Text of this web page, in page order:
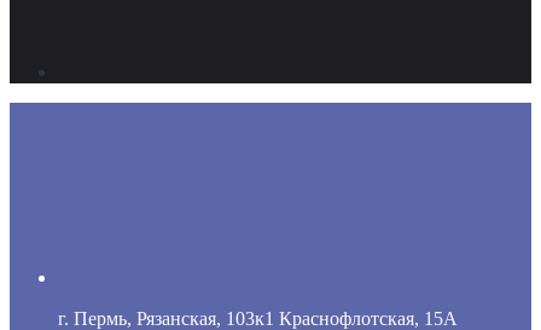
г. Пермь, Рязанская, 103к1 Краснофлотская, 15А